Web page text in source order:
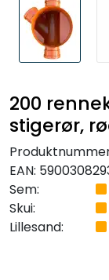
200
stigerør,
EAN:
Sem:
Skui:
Lillesand:
Verktøy og